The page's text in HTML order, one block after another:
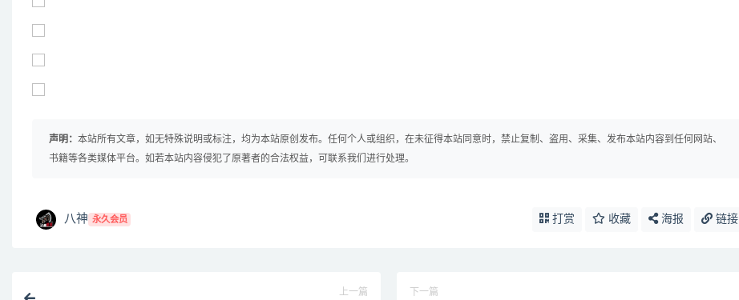
声明： 本站所有文章，如无特殊说明或标注，均为本站原创发布。任何个人或组织，在未征得本站同意时，禁止复制、盗用、采集、发布本站内容到任何网站、
书籍等各类媒体平台。如若本站内容侵犯了原著者的合法权益，可联系我们进行处理。
八神 永久会员 打赏 收藏 海报 链接
上一篇 下一篇